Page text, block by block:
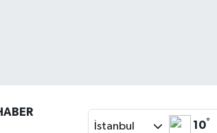
İstanbul 10°